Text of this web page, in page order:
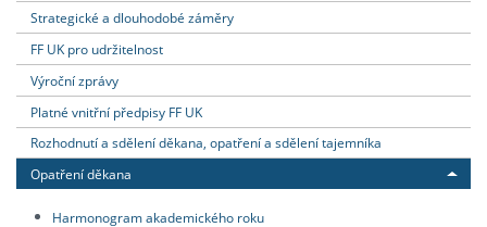
Strategické a dlouhodobé záměry
FF UK pro udržitelnost
Výroční zprávy
Platné vnitřní předpisy FF UK
Rozhodnutí a sdělení děkana, opatření a sdělení tajemníka
Opatření děkana
Harmonogram akademického roku